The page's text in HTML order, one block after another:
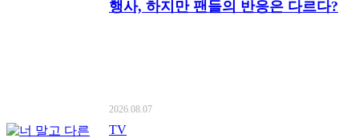
행사, 하지만 팬들의 반응은 다르다?
2026.08.07
TV